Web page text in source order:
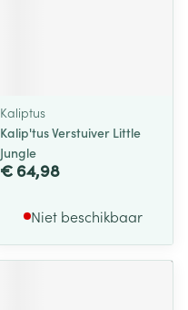
Kaliptus
Kalip'tus Verstuiver Little
Jungle
€ 64,98
Niet beschikbaar